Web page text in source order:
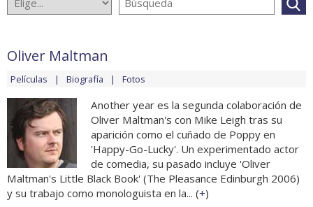
Oliver Maltman
Películas Biografía Fotos
Another year es la segunda colaboración de
Oliver Maltman's con Mike Leigh tras su
aparición como el cuñado de Poppy en
'Happy-Go-Lucky'. Un experimentado actor
de comedia, su pasado incluye 'Oliver
Maltman's Little Black Book' (The Pleasance Edinburgh 2006)
y su trabajo como monologuista en la... (+)